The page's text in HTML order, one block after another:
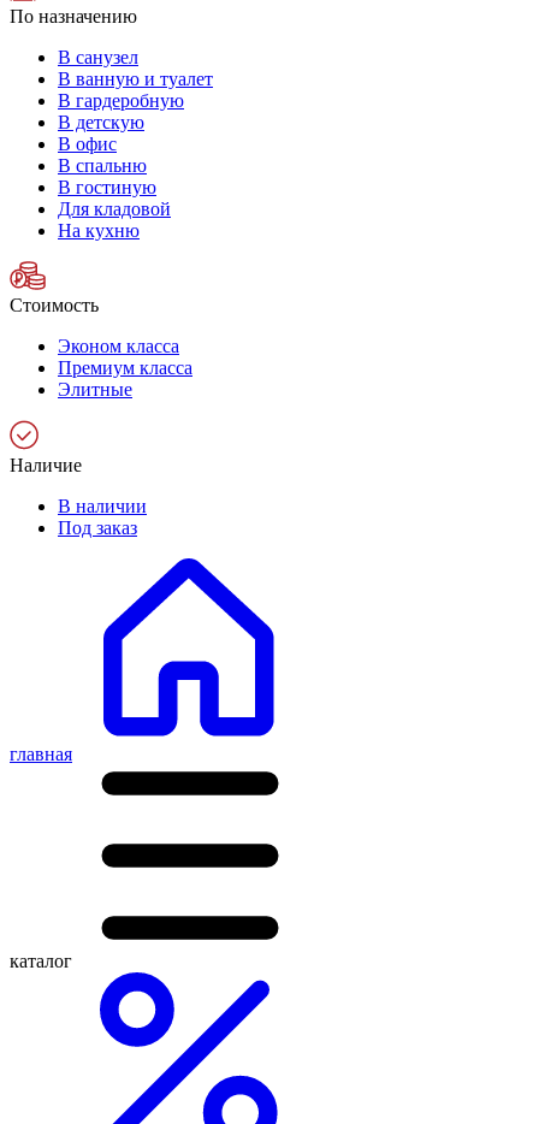
По назначению
В санузел
В ванную и туалет
В гардеробную
В детскую
В офис
В спальню
В гостиную
Для кладовой
На кухню
Стоимость
Эконом класса
Премиум класса
Элитные
Наличие
В наличии
Под заказ
главная
каталог